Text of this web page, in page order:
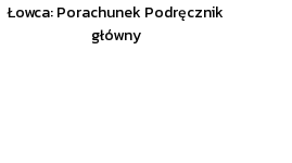
Łowca: Porachunek Podręcznik
główny